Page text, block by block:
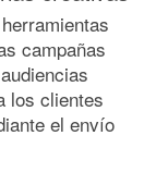
campañas
los clientes
el envío